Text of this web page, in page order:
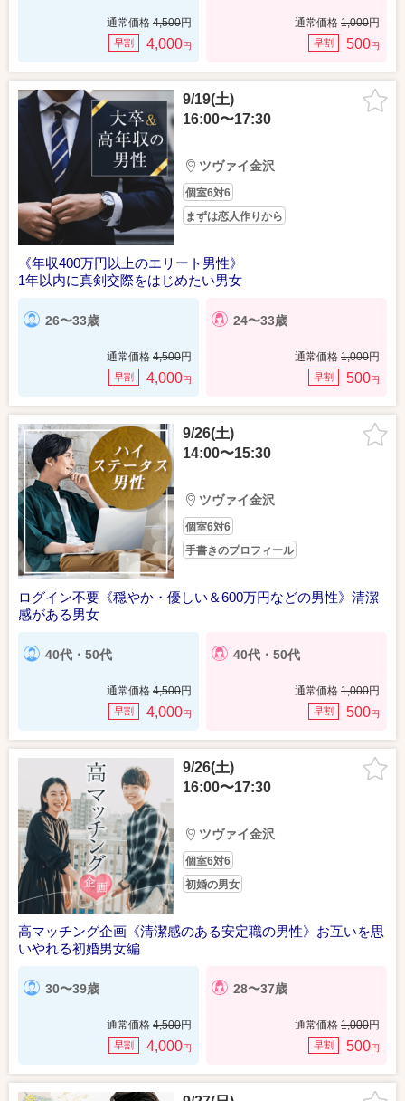
通常価格 4,500円
早割 4,000円
通常価格 1,000円
早割 500円
9/19(土)
16:00〜17:30
ツヴァイ金沢
個室6対6
まずは恋人作りから
《年収400万円以上のエリート男性》
1年以内に真剣交際をはじめたい男女
26〜33歳
通常価格 4,500円
早割 4,000円
24〜33歳
通常価格 1,000円
早割 500円
9/26(土)
14:00〜15:30
ツヴァイ金沢
個室6対6
手書きのプロフィール
ログイン不要《穏やか・優しい＆600万円などの男性》清潔
感がある男女
40代・50代
通常価格 4,500円
早割 4,000円
40代・50代
通常価格 1,000円
早割 500円
9/26(土)
16:00〜17:30
ツヴァイ金沢
個室6対6
初婚の男女
高マッチング企画《清潔感のある安定職の男性》お互いを思
いやれる初婚男女編
30〜39歳
通常価格 4,500円
早割 4,000円
28〜37歳
通常価格 1,000円
早割 500円